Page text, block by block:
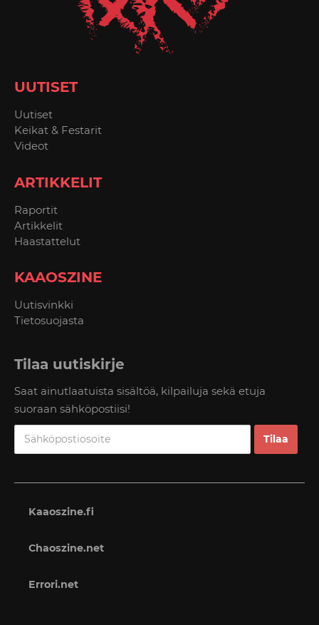
UUTISET
Uutiset
Keikat & Festarit
Videot
ARTIKKELIT
Raportit
Artikkelit
Haastattelut
KAAOSZINE
Uutisvinkki
Tietosuojasta
Tilaa uutiskirje
Saat ainutlaatuista sisältöä, kilpailuja sekä etuja
suoraan sähköpostiisi!
Kaaoszine.fi
Chaoszine.net
Errori.net